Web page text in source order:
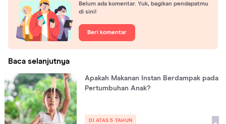
Belum ada komentar. Yuk, bagikan pendapatmu
di sini!
Beri komentar
Baca selanjutnya
Apakah Makanan Instan Berdampak pada
Pertumbuhan Anak?
DI ATAS 5 TAHUN